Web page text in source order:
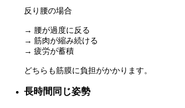
反り腰の場合
→ 腰が過度に反る
→ 筋肉が縮み続ける
→ 疲労が蓄積
どちらも筋膜に負担がかかります。
長時間同じ姿勢